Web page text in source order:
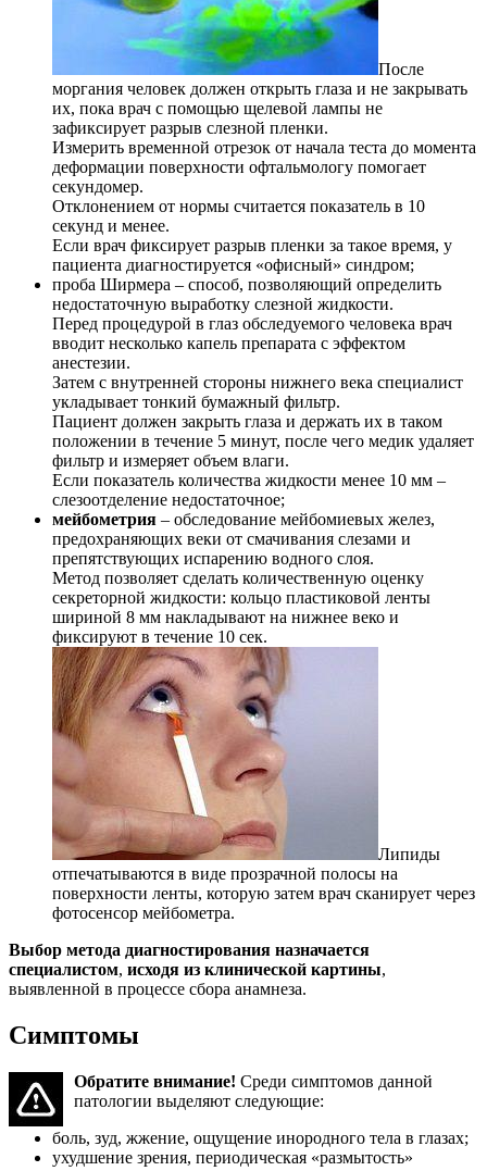
После
моргания человек должен открыть глаза и не закрывать
их, пока врач с помощью щелевой лампы не
зафиксирует разрыв слезной пленки.
Измерить временной отрезок от начала теста до момента
деформации поверхности офтальмологу помогает
секундомер.
Отклонением от нормы считается показатель в 10
секунд и менее.
Если врач фиксирует разрыв пленки за такое время, у
пациента диагностируется «офисный» синдром;
проба Ширмера – способ, позволяющий определить
недостаточную выработку слезной жидкости.
Перед процедурой в глаз обследуемого человека врач
вводит несколько капель препарата с эффектом
анестезии.
Затем с внутренней стороны нижнего века специалист
укладывает тонкий бумажный фильтр.
Пациент должен закрыть глаза и держать их в таком
положении в течение 5 минут, после чего медик удаляет
фильтр и измеряет объем влаги.
Если показатель количества жидкости менее 10 мм –
слезоотделение недостаточное;
мейбометрия – обследование мейбомиевых желез,
предохраняющих веки от смачивания слезами и
препятствующих испарению водного слоя.
Метод позволяет сделать количественную оценку
секреторной жидкости: кольцо пластиковой ленты
шириной 8 мм накладывают на нижнее веко и
фиксируют в течение 10 сек.
Липиды
отпечатываются в виде прозрачной полосы на
поверхности ленты, которую затем врач сканирует через
фотосенсор мейбометра.
Выбор метода диагностирования назначается
специалистом, исходя из клинической картины,
выявленной в процессе сбора анамнеза.
Симптомы
Обратите внимание! Среди симптомов данной
патологии выделяют следующие:
боль, зуд, жжение, ощущение инородного тела в глазах;
ухудшение зрения, периодическая «размытость»